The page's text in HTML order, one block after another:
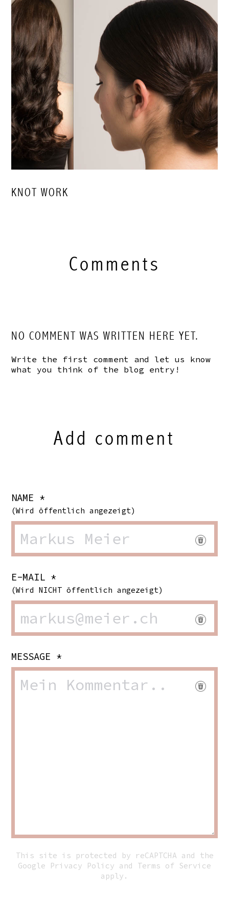
KNOT WORK
Comments
NO COMMENT WAS WRITTEN HERE YET.
Write the first comment and let us know
what you think of the blog entry!
Add comment
NAME *
(Wird öffentlich angezeigt)
E-MAIL *
(Wird NICHT öffentlich angezeigt)
MESSAGE *
This site is protected by reCAPTCHA and the
Google
Privacy Policy and Terms of Service
apply.